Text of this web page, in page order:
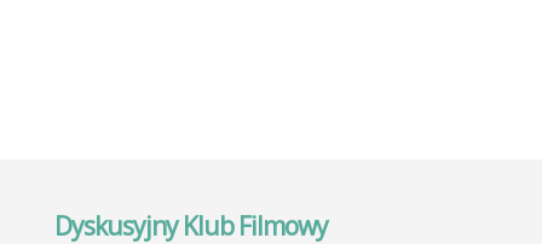
Dyskusyjny Klub Filmowy